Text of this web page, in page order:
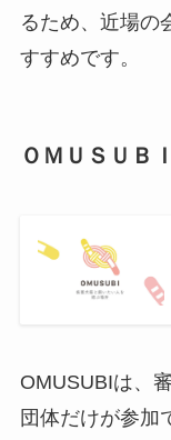
るため、近場の
すすめです。
ＯＭＵＳＵＢＩ
OMUSUBIは、
団体だけが参加